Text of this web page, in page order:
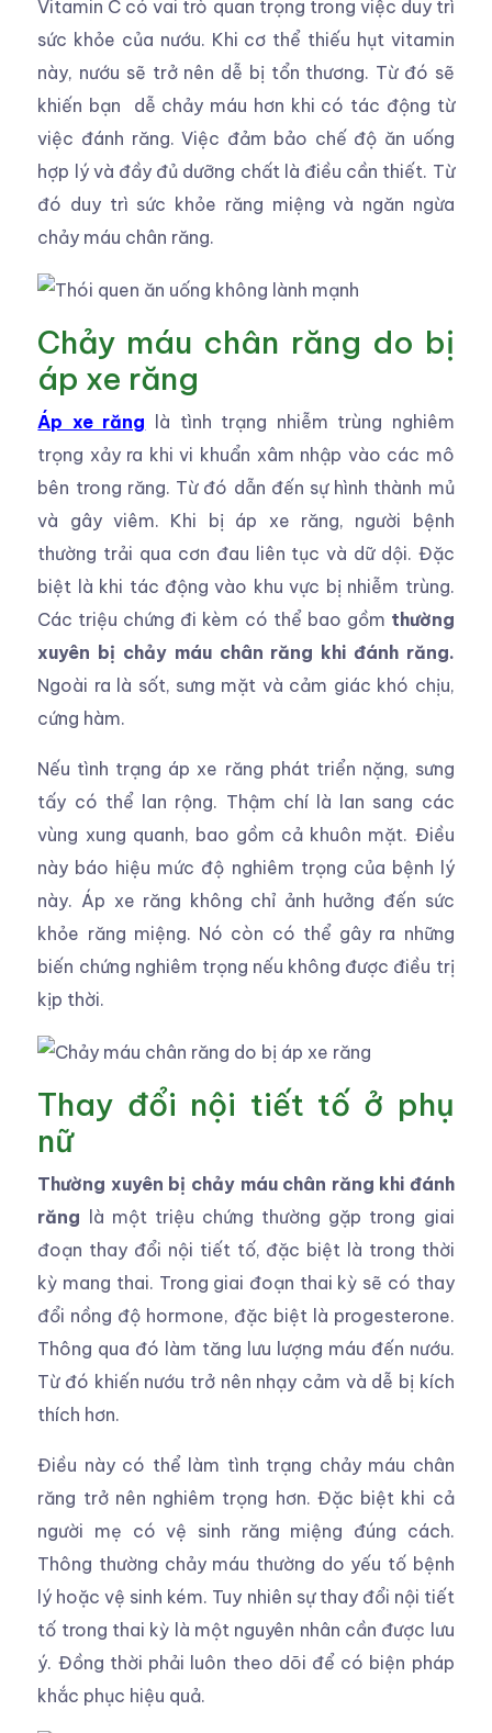
Vitamin C có vai trò quan trọng trong việc duy trì
sức khỏe của nướu. Khi cơ thể thiếu hụt vitamin
này, nướu sẽ trở nên dễ bị tổn thương. Từ đó sẽ
khiến bạn dễ chảy máu hơn khi có tác động từ
việc đánh răng. Việc đảm bảo chế độ ăn uống
hợp lý và đầy đủ dưỡng chất là điều cần thiết. Từ
đó duy trì sức khỏe răng miệng và ngăn ngừa
chảy máu chân răng.
Chảy máu chân răng do bị
áp xe răng
Áp xe răng là tình trạng nhiễm trùng nghiêm
trọng xảy ra khi vi khuẩn xâm nhập vào các mô
bên trong răng. Từ đó dẫn đến sự hình thành mủ
và gây viêm. Khi bị áp xe răng, người bệnh
thường trải qua cơn đau liên tục và dữ dội. Đặc
biệt là khi tác động vào khu vực bị nhiễm trùng.
Các triệu chứng đi kèm có thể bao gồm thường
xuyên bị chảy máu chân răng khi đánh răng.
Ngoài ra là sốt, sưng mặt và cảm giác khó chịu,
cứng hàm.
Nếu tình trạng áp xe răng phát triển nặng, sưng
tấy có thể lan rộng. Thậm chí là lan sang các
vùng xung quanh, bao gồm cả khuôn mặt. Điều
này báo hiệu mức độ nghiêm trọng của bệnh lý
này. Áp xe răng không chỉ ảnh hưởng đến sức
khỏe răng miệng. Nó còn có thể gây ra những
biến chứng nghiêm trọng nếu không được điều trị
kịp thời.
Thay đổi nội tiết tố ở phụ
nữ
Thường xuyên bị chảy máu chân răng khi đánh
răng là một triệu chứng thường gặp trong giai
đoạn thay đổi nội tiết tố, đặc biệt là trong thời
kỳ mang thai. Trong giai đoạn thai kỳ sẽ có thay
đổi nồng độ hormone, đặc biệt là progesterone.
Thông qua đó làm tăng lưu lượng máu đến nướu.
Từ đó khiến nướu trở nên nhạy cảm và dễ bị kích
thích hơn.
Điều này có thể làm tình trạng chảy máu chân
răng trở nên nghiêm trọng hơn. Đặc biệt khi cả
người mẹ có vệ sinh răng miệng đúng cách.
Thông thường chảy máu thường do yếu tố bệnh
lý hoặc vệ sinh kém. Tuy nhiên sự thay đổi nội tiết
tố trong thai kỳ là một nguyên nhân cần được lưu
ý. Đồng thời phải luôn theo dõi để có biện pháp
khắc phục hiệu quả.